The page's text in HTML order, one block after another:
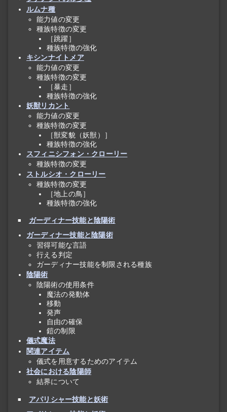
ルムナ種
能力値の変更
種族特徴の変更
［跳躍］
種族特徴の強化
キシンナイトメア
能力値の変更
種族特徴の変更
［暴走］
種族特徴の強化
妖獣リカント
能力値の変更
種族特徴の変更
［獣変貌（妖獣）］
種族特徴の強化
スフィニシフォン・クローリー
種族特徴の変更
ストルシオ・クローリー
種族特徴の変更
［地上の鳥］
種族特徴の強化
ガーディナー技能と陰陽術
ガーディナー技能と陰陽術
習得可能な言語
行える判定
ガーディナー技能を制限される種族
陰陽術
陰陽術の使用条件
魔法の発動体
移動
発声
自由の確保
鎧の制限
儀式魔法
関連アイテム
儀式を用意するためのアイテム
社会における陰陽師
結界について
アパリシャー技能と妖術